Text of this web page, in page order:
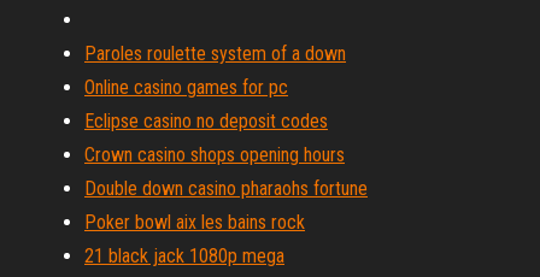
Paroles roulette system of a down
Online casino games for pc
Eclipse casino no deposit codes
Crown casino shops opening hours
Double down casino pharaohs fortune
Poker bowl aix les bains rock
21 black jack 1080p mega